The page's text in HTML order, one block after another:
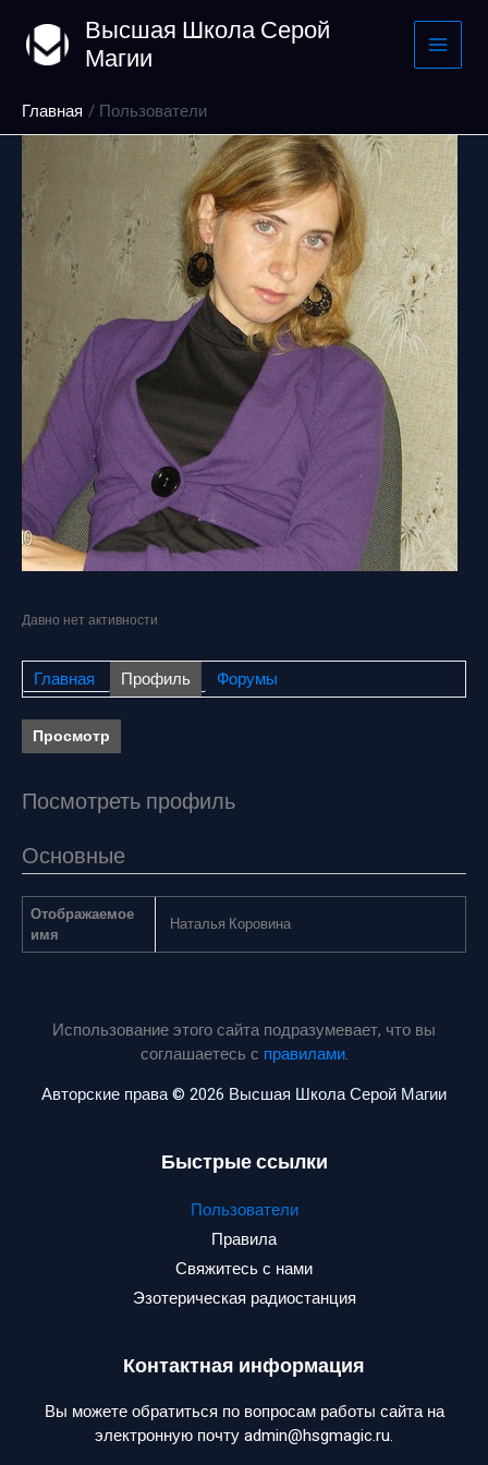
содержимому
Высшая Школа Серой
Магии
Главная Пользователи
Давно нет активности
Главная Профиль Форумы
Просмотр
Посмотреть профиль
Основные
Отображаемое
имя
Наталья Коровина
Использование этого сайта подразумевает, что вы
соглашаетесь с правилами.
Авторские права © 2026 Высшая Школа Серой Магии
Быстрые ссылки
Пользователи
Правила
Свяжитесь с нами
Эзотерическая радиостанция
Контактная информация
Вы можете обратиться по вопросам работы сайта на
электронную почту admin@hsgmagic.ru.